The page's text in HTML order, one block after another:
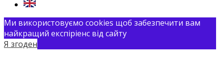
Ми використовуємо cookies щоб забезпечити вам
найкращий експіріенс від сайту
Я згоден